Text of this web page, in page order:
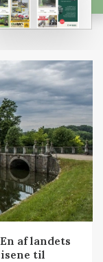
af landets
til